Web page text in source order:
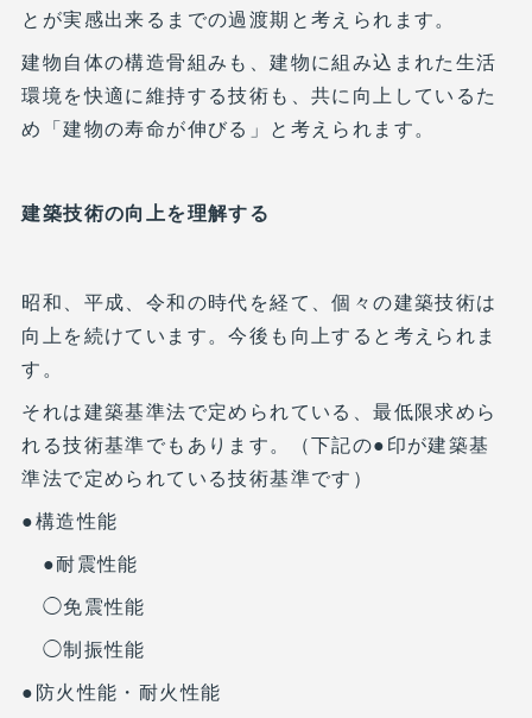
とが実感出来るまでの過渡期と考えられます。
建物自体の構造骨組みも、建物に組み込まれた生活
環境を快適に維持する技術も、共に向上しているた
め「建物の寿命が伸びる」と考えられます。
建築技術の向上を理解する
昭和、平成、令和の時代を経て、個々の建築技術は
向上を続けています。今後も向上すると考えられま
す。
それは建築基準法で定められている、最低限求めら
れる技術基準でもあります。（下記の●印が建築基
準法で定められている技術基準です）
●構造性能
●耐震性能
◯免震性能
◯制振性能
●防火性能・耐火性能